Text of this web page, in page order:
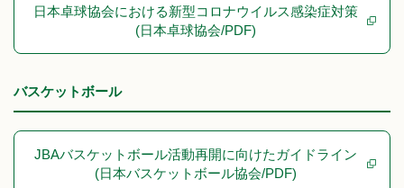
日本卓球協会における新型コロナウイルス感染症対策
(日本卓球協会/PDF)
バスケットボール
JBAバスケットボール活動再開に向けたガイドライン
(日本バスケットボール協会/PDF)